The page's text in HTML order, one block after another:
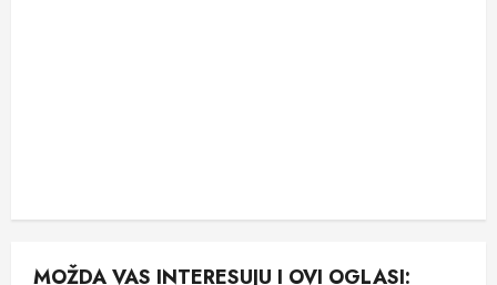
MOŽDA VAS INTERESUJU I OVI OGLASI: